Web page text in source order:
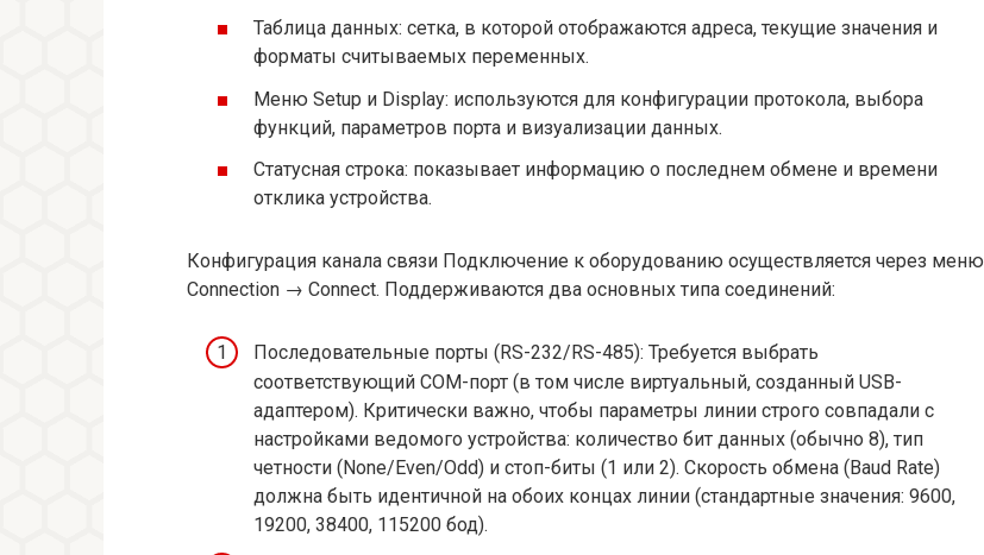
Таблица данных: сетка, в которой отображаются адреса, текущие значения и
форматы считываемых переменных.
Меню Setup и Display: используются для конфигурации протокола, выбора
функций, параметров порта и визуализации данных.
Статусная строка: показывает информацию о последнем обмене и времени
отклика устройства.
Конфигурация канала связи Подключение к оборудованию осуществляется через меню
Connection → Connect. Поддерживаются два основных типа соединений:
Последовательные порты (RS-232/RS-485): Требуется выбрать
соответствующий COM-порт (в том числе виртуальный, созданный USB-
адаптером). Критически важно, чтобы параметры линии строго совпадали с
настройками ведомого устройства: количество бит данных (обычно 8), тип
четности (None/Even/Odd) и стоп-биты (1 или 2). Скорость обмена (Baud Rate)
должна быть идентичной на обоих концах линии (стандартные значения: 9600,
19200, 38400, 115200 бод).